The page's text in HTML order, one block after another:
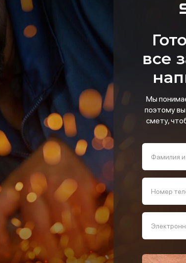
все
Мы
поэтому
смету,
Фамилия
Номер